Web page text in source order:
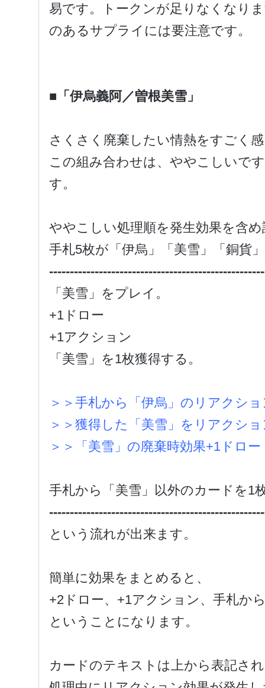
易です。トークンが足りなくなり
のあるサプライには要注意です。
■「伊烏義阿／曽根美雪」
さくさく廃棄したい情熱をすごく
この組み合わせは、ややこしいで
す。
ややこしい処理順を発生効果を含
手札5枚が「伊烏」「美雪」「銅貨
「美雪」をプレイ。
+1ドロー
+1アクション
「美雪」を1枚獲得する。
＞＞手札から「伊烏」のリアクシ
＞＞獲得した「美雪」をリアクシ
＞＞「美雪」の廃棄時効果+1ドロー
手札から「美雪」以外のカードを1
という流れが出来ます。
簡単に効果をまとめると、
+2ドロー、+1アクション、手札か
ということになります。
カードのテキストは上から表記さ